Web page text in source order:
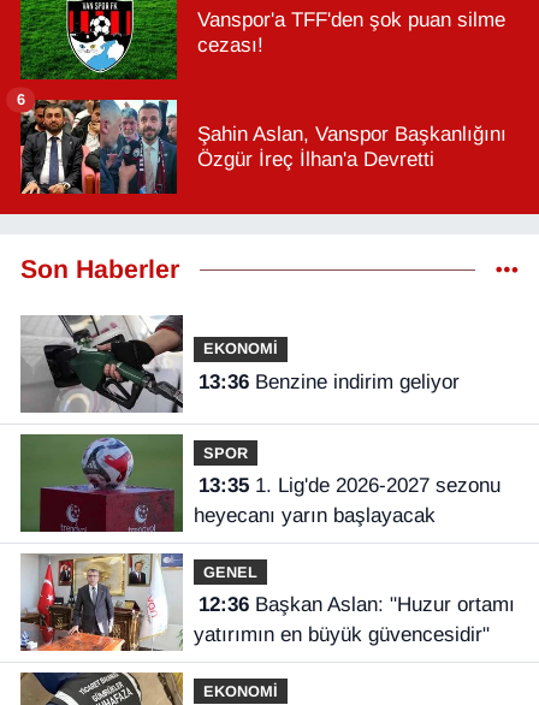
Vanspor'a TFF'den şok puan silme
cezası!
Şahin Aslan, Vanspor Başkanlığını
Özgür İreç İlhan'a Devretti
6
Son Haberler
EKONOMİ
13:36 Benzine indirim geliyor
SPOR
13:351. Lig'de 2026-2027 sezonu
heyecanı yarın başlayacak
GENEL
12:36Başkan Aslan: "Huzur ortamı
yatırımın en büyük güvencesidir"
EKONOMİ